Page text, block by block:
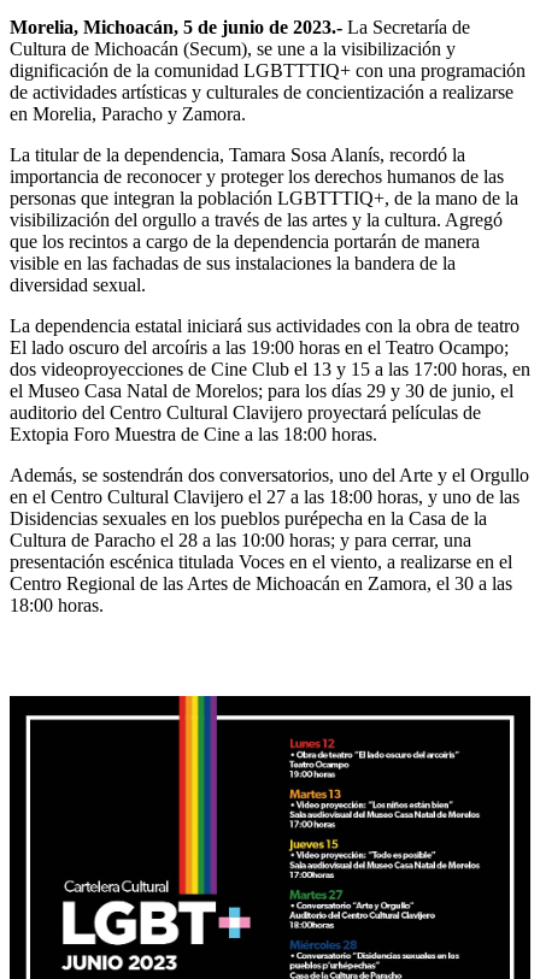
Morelia, Michoacán, 5 de junio de 2023.- La Secretaría de
Cultura de Michoacán (Secum), se une a la visibilización y
dignificación de la comunidad LGBTTTIQ+ con una programación
de actividades artísticas y culturales de concientización a realizarse
en Morelia, Paracho y Zamora.
La titular de la dependencia, Tamara Sosa Alanís, recordó la
importancia de reconocer y proteger los derechos humanos de las
personas que integran la población LGBTTTIQ+, de la mano de la
visibilización del orgullo a través de las artes y la cultura. Agregó
que los recintos a cargo de la dependencia portarán de manera
visible en las fachadas de sus instalaciones la bandera de la
diversidad sexual.
La dependencia estatal iniciará sus actividades con la obra de teatro
El lado oscuro del arcoíris a las 19:00 horas en el Teatro Ocampo;
dos videoproyecciones de Cine Club el 13 y 15 a las 17:00 horas, en
el Museo Casa Natal de Morelos; para los días 29 y 30 de junio, el
auditorio del Centro Cultural Clavijero proyectará películas de
Extopia Foro Muestra de Cine a las 18:00 horas.
Además, se sostendrán dos conversatorios, uno del Arte y el Orgullo
en el Centro Cultural Clavijero el 27 a las 18:00 horas, y uno de las
Disidencias sexuales en los pueblos purépecha en la Casa de la
Cultura de Paracho el 28 a las 10:00 horas; y para cerrar, una
presentación escénica titulada Voces en el viento, a realizarse en el
Centro Regional de las Artes de Michoacán en Zamora, el 30 a las
18:00 horas.